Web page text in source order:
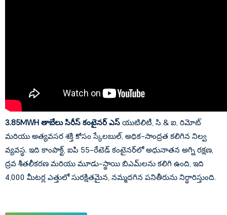
3.85MWH తాబేలు సిరీస్ కంటైనర్ ఎస్ యుటిలిటీ, సి & ఐ, రిమోట్
మరియు అత్యవసర శక్తి కోసం స్కేలబుల్, అధిక-సాంద్రత కలిగిన నిల్వ
వ్యవస్థ. ఇది కాంపాక్ట్, ఐపి 55-రేటెడ్ కంటైనర్‌లో అధునాతన అగ్ని రక్షణ,
ద్రవ శీతలీకరణ మరియు మూడు-స్థాయి బిఎమ్‌లను కలిగి ఉంది, ఇది
4,000 మీటర్ల ఎత్తులో సురక్షితమైన, నమ్మదగిన పనితీరును నిర్ధారిస్తుంది.